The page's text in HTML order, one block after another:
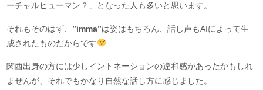
ーチャルヒューマン？」となった人も多いと思います。
それもそのはず、 ”imma”は姿はもちろん、話し声もAIによって生
成されたものだからです
関西出身の方には少しイントネーションの違和感があったかもしれ
ませんが、それでもかなり自然な話し方に感じました。